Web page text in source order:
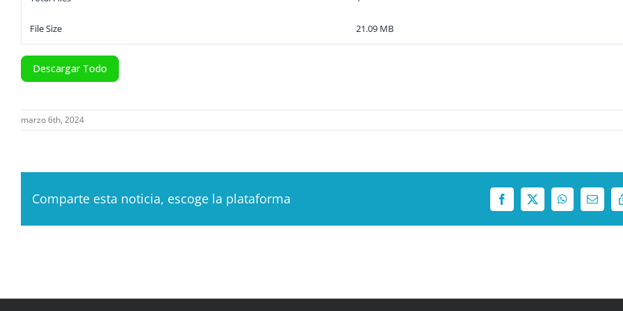
File Size 21.09 MB
Descargar Todo
marzo 6th, 2024
Comparte esta noticia, escoge la plataforma Facebook
X WhatsAppCorreo